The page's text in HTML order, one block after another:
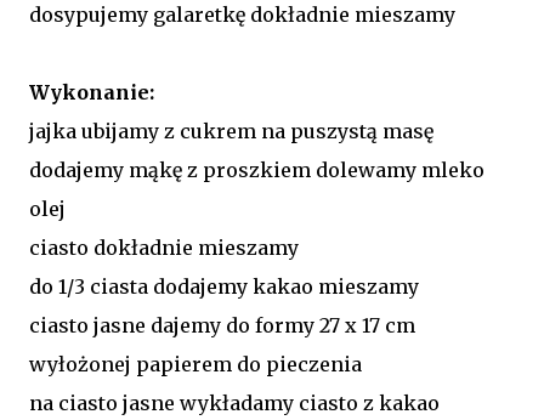
dosypujemy galaretkę dokładnie mieszamy
Wykonanie:
jajka ubijamy z cukrem na puszystą masę
dodajemy mąkę z proszkiem dolewamy mleko
olej
ciasto dokładnie mieszamy
do 1/3 ciasta dodajemy kakao mieszamy
ciasto jasne dajemy do formy 27 x 17 cm
wyłożonej papierem do pieczenia
na ciasto jasne wykładamy ciasto z kakao